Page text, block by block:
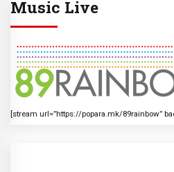
Music Live
[stream url=”https://popara.mk/89rainbow”